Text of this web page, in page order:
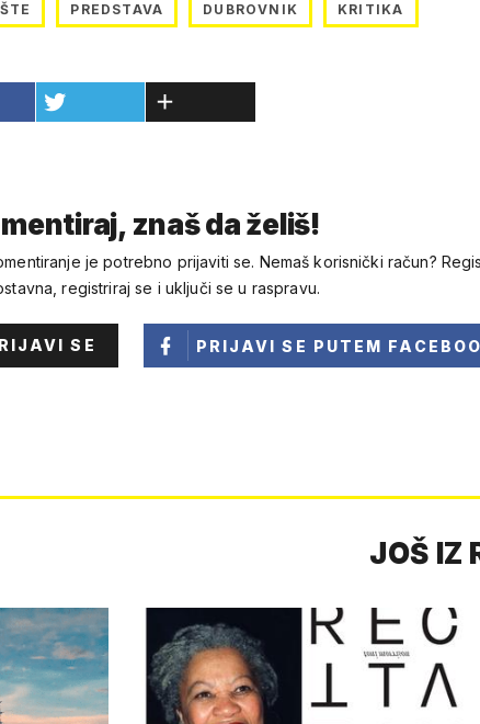
PREDSTAVA DUBROVNIK KRITIKA
znaš da želiš!
je potrebno prijaviti se. Nemaš korisnički račun?
registriraj se i uključi se u raspravu.
SE PRIJAVI SE PUTEM
JOŠ IZ